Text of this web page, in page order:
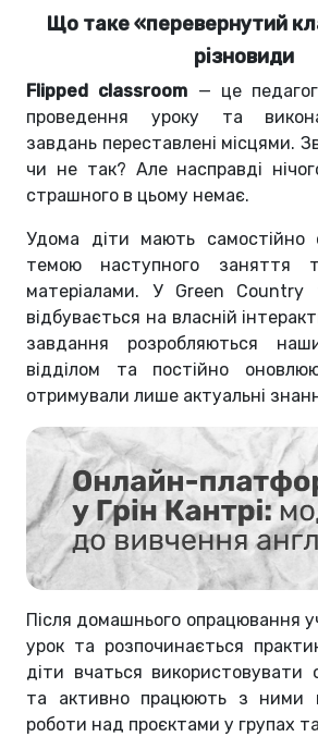
Що таке «перевернутий
різновиди
Flipped classroom — це
проведення уроку та
завдань переставлені місцями.
чи не так? Але насправді
страшного в цьому немає.
Удома діти мають самостійно
темою наступного заняття
матеріалами. У Green Country
відбувається на власній
завдання розробляються
відділом та постійно
отримували лише актуальні
Після домашнього опрацювання
урок та розпочинається
діти вчаться використовувати
та активно працюють з ними
роботи над проєктами у групах